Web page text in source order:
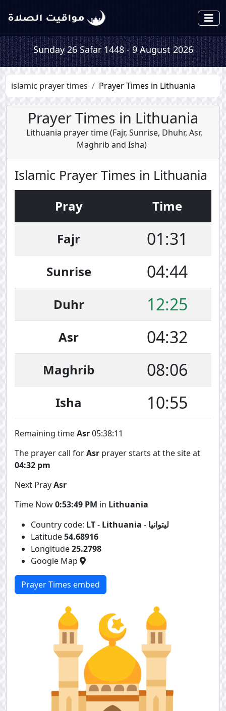
Sunday 26 Safar 1448 - 9 August 2026
islamic prayer times Prayer Times in Lithuania
Prayer Times in Lithuania
Lithuania prayer time (Fajr, Sunrise, Dhuhr, Asr,
Maghrib and Isha)
Islamic Prayer Times in Lithuania
Pray
Time
Fajr
01:31
Sunrise 04:44
Duhr 12:25
Asr 04:32
Maghrib 08:06
Isha 10:55
Remaining timeAsr05:38:11
The prayer call forAsr prayer starts at the site at
04:32 pm
Next PrayAsr
Time Now0:53:49 PM in Lithuania
Country code: LT- Lithuania - ليتوانيا
Latitude54.68916
Longitude25.2798
Google Map
Prayer Times embed